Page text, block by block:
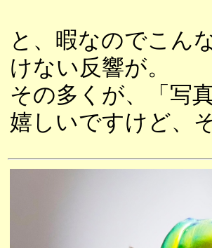
と、暇なのでこん
けない反響が。
その多くが、「写
嬉しいですけど、